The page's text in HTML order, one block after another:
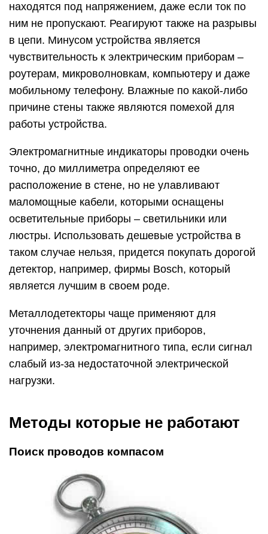
находятся под напряжением, даже если ток по
ним не пропускают. Реагируют также на разрывы
в цепи. Минусом устройства является
чувствительность к электрическим приборам –
роутерам, микроволновкам, компьютеру и даже
мобильному телефону. Влажные по какой-либо
причине стены также являются помехой для
работы устройства.
Электромагнитные индикаторы проводки очень
точно, до миллиметра определяют ее
расположение в стене, но не улавливают
маломощные кабели, которыми оснащены
осветительные приборы – светильники или
люстры. Использовать дешевые устройства в
таком случае нельзя, придется покупать дорогой
детектор, например, фирмы Bosch, который
является лучшим в своем роде.
Металлодетекторы чаще применяют для
уточнения данный от других приборов,
например, электромагнитного типа, если сигнал
слабый из-за недостаточной электрической
нагрузки.
Методы которые не работают
Поиск проводов компасом